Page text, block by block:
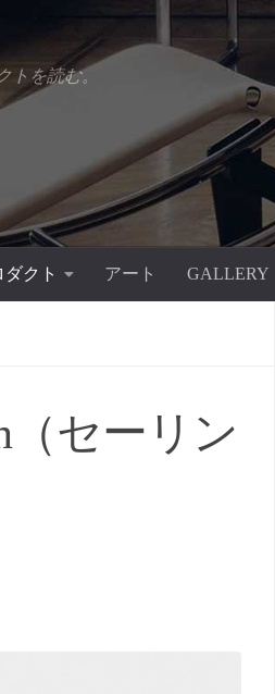
トを読む。
ダクト アート GALLERY
（セーリン